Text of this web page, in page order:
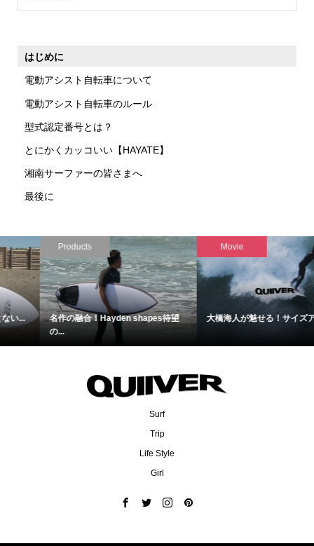
はじめに
電動アシスト自転車について
電動アシスト自転車のルール
型式認定番号とは？
とにかくカッコいい【HAYATE】
湘南サーファーの皆さまへ
最後に
Products
名作の融合！Hayden shapes待望
Movie
大橋海人が魅せる！サイズアップ...
Surf
Trip
Life Style
Girl